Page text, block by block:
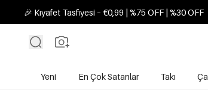
🎉 Kıyafet Tasfiyesi – €0,99 | %75 OFF | %30 OFF
Yeni En Çok Satanlar Takı